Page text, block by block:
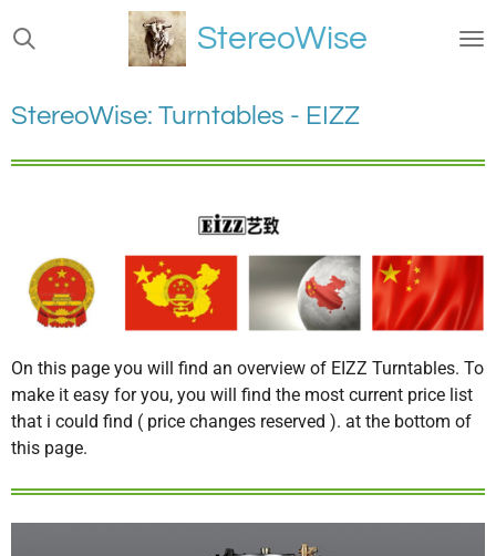
Ga
direct
de
hoofdinhoud
StereoWise
StereoWise: Turntables - EIZZ
On this page you will find an overview of EIZZ Turntables. To
make it easy for you, you will find the most current price list
that i could find ( price changes reserved ). at the bottom of
this page.